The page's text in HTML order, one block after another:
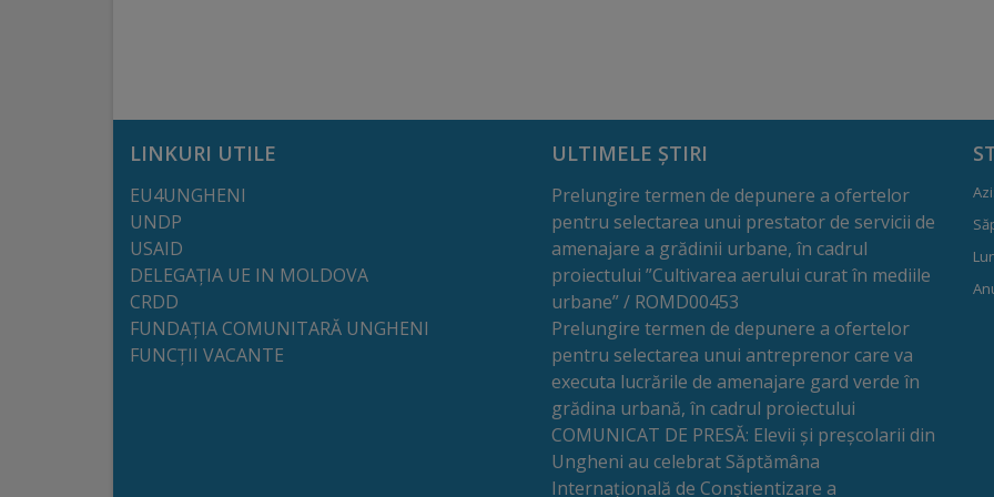
marcante
Sportivi
performanță
Orașul
LINKURI UTILE
EU4UNGHENI
UNDP
USAID
DELEGAȚIA UE IN MOLDOVA
CRDD
FUNDAȚIA COMUNITARĂ UNGHENI
FUNCȚII VACANTE
ULTIMELE ȘTIRI
Prelungire termen de depunere a ofertelor
pentru selectarea unui prestator de servicii de
amenajare a grădinii urbane, în cadrul
proiectului ”Cultivarea aerului curat în mediile
urbane” / ROMD00453
Prelungire termen de depunere a ofertelor
pentru selectarea unui antreprenor care va
executa lucrările de amenajare gard verde în
grădina urbană, în cadrul proiectului
COMUNICAT DE PRESĂ: Elevii și preșcolarii din
Ungheni au celebrat Săptămâna
Internațională de Conștientizare a